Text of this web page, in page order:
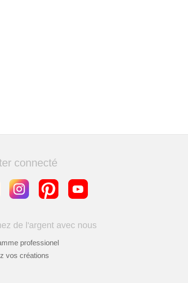
connecté
de l'argent avec nous
professionel
vos créations